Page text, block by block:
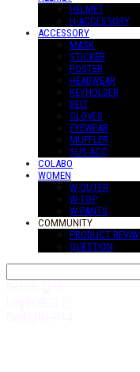
HELMET
H-ACCESSORY
ACCESSORY
MASK
STICKER
POSTER
HEADWEAR
KEYHOLDER
BELT
GLOVES
EYEWEAR
MUFFLER
SUS-ACC
COLABO
WOMEN
W-OUTER
W-TOP
W-PANTS
COMMUNITY
PRODUCT REVIW
QUESTION